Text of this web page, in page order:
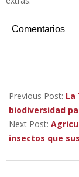
Comentarios
12-
21
Previous Post: La
biodiversidad
Next Post:
insectos que